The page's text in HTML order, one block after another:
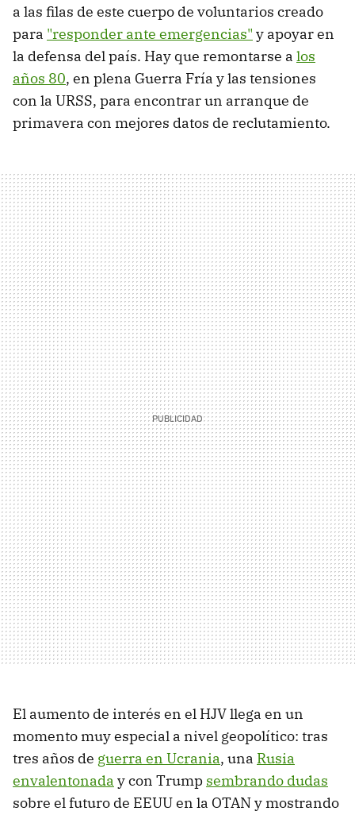
a las filas de este cuerpo de voluntarios creado
para "responder ante emergencias" y apoyar en
la defensa del país. Hay que remontarse a los
años 80, en plena Guerra Fría y las tensiones
con la URSS, para encontrar un arranque de
primavera con mejores datos de reclutamiento.
El aumento de interés en el HJV llega en un
momento muy especial a nivel geopolítico: tras
tres años de guerra en Ucrania, una Rusia
envalentonada y con Trump sembrando dudas
sobre el futuro de EEUU en la OTAN y mostrando